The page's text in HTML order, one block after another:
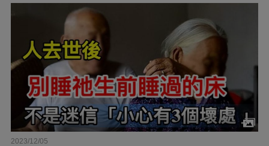
2023/12/05